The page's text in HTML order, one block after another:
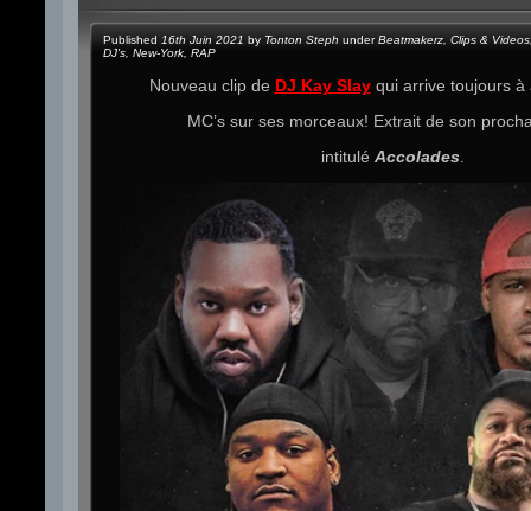
Published 16th Juin 2021 by Tonton Steph underBeatmakerz Clips & Videos
DJ's New-York RAP
Nouveau clip de DJ Kay Slayqui arrive toujours à
MC’s sur ses morceaux! Extrait de son
intitulé Accolades.